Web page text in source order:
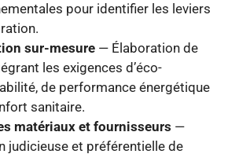
pour identifier les leviers
sur-mesure — Élaboration de
les exigences d’éco-
de performance énergétique
sanitaire.
matériaux et fournisseurs —
judicieuse et préférentielle de